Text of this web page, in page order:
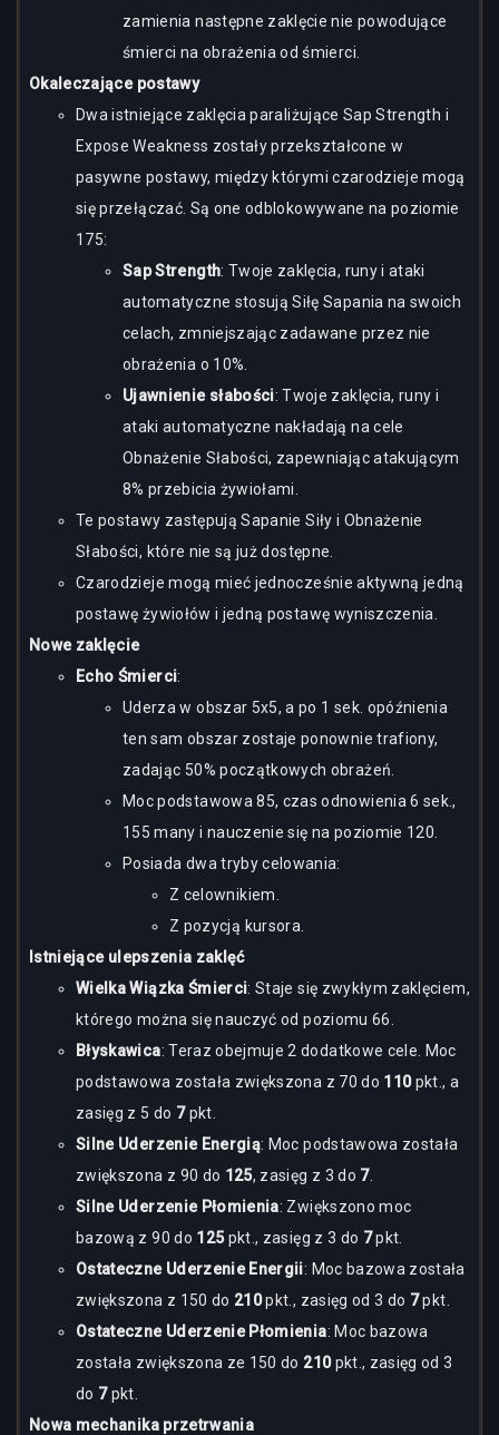
zamienia następne zaklęcie nie powodujące
śmierci na obrażenia od śmierci.
Okaleczające postawy
Dwa istniejące zaklęcia paraliżujące Sap Strength i
Expose Weakness zostały przekształcone w
pasywne postawy, między którymi czarodzieje mogą
się przełączać. Są one odblokowywane na poziomie
175:
Sap Strength: Twoje zaklęcia, runy i ataki
automatyczne stosują Siłę Sapania na swoich
celach, zmniejszając zadawane przez nie
obrażenia o 10%.
Ujawnienie słabości: Twoje zaklęcia, runy i
ataki automatyczne nakładają na cele
Obnażenie Słabości, zapewniając atakującym
8% przebicia żywiołami.
Te postawy zastępują Sapanie Siły i Obnażenie
Słabości, które nie są już dostępne.
Czarodzieje mogą mieć jednocześnie aktywną jedną
postawę żywiołów i jedną postawę wyniszczenia.
Nowe zaklęcie
Echo Śmierci:
Uderza w obszar 5x5, a po 1 sek. opóźnienia
ten sam obszar zostaje ponownie trafiony,
zadając 50% początkowych obrażeń.
Moc podstawowa 85, czas odnowienia 6 sek.,
155 many i nauczenie się na poziomie 120.
Posiada dwa tryby celowania:
Z celownikiem.
Z pozycją kursora.
Istniejące ulepszenia zaklęć
Wielka Wiązka Śmierci: Staje się zwykłym zaklęciem,
którego można się nauczyć od poziomu 66.
Błyskawica: Teraz obejmuje 2 dodatkowe cele. Moc
podstawowa została zwiększona z 70 do 110pkt., a
zasięg z 5 do 7pkt.
Silne Uderzenie Energią: Moc podstawowa została
zwiększona z 90 do 125, zasięg z 3 do 7.
Silne Uderzenie Płomienia: Zwiększono moc
bazową z 90 do 125pkt., zasięg z 3 do 7pkt.
Ostateczne Uderzenie Energii: Moc bazowa została
zwiększona z 150 do 210pkt., zasięg od 3 do 7pkt.
Ostateczne Uderzenie Płomienia: Moc bazowa
została zwiększona ze 150 do 210pkt., zasięg od 3
do 7pkt.
Nowa mechanika przetrwania